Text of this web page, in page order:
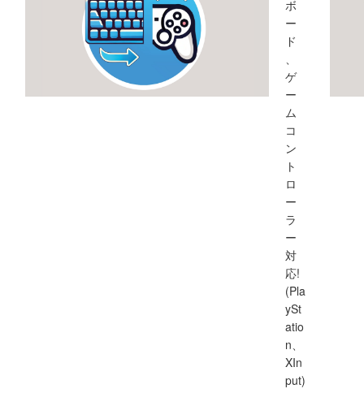
ボ
ー
ド
ゲ
ー
ム
コ
ン
ト
ロ
ー
ラ
ー
対
応!
(Pla
ySt
atio
n、
XIn
put)